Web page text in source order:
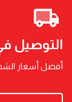
التوصيل
أفضل أسعار